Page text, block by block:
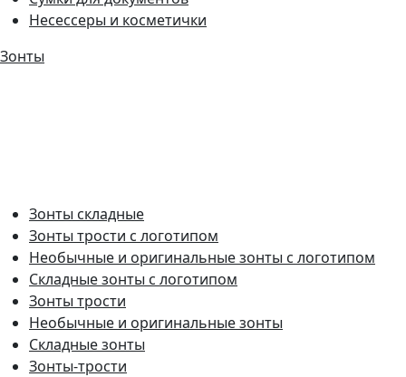
Несессеры и косметички
Зонты
Зонты складные
Зонты трости с логотипом
Необычные и оригинальные зонты с логотипом
Складные зонты с логотипом
Зонты трости
Необычные и оригинальные зонты
Складные зонты
Зонты-трости